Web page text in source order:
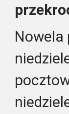
Nowela